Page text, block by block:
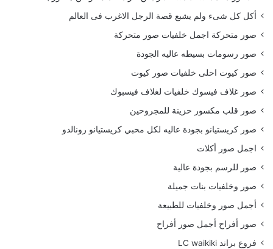
أكل كل شىء ولم يشبع قصة الرجل الاغرب فى العالم
صور متحركة اجمل خلفيات صور متحركة
صور رسومات بسيطه عاليه الجودة
صور كيوت احلى خلفيات صور كيوت
صور غلاف فيسوك خلفيات لغلاف فيسبوك
صور قلب مكسور حزينة للمجروحين
صور كريستيانو بجودة عاليه لكل محبي كريستيانو رونالدو
اجمل صور أكلات
صور للرسم بجودة عالية
صور وخلفيات بنات جميلة
أجمل صور وخلفيات للطبيعة
صور أفراح أجمل صور أفراح
فروع براند LC waikiki